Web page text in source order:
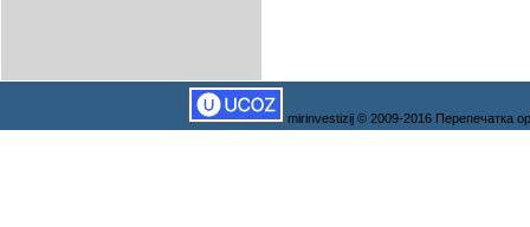
mirinvestizij © 2009-2016 Перепечатка